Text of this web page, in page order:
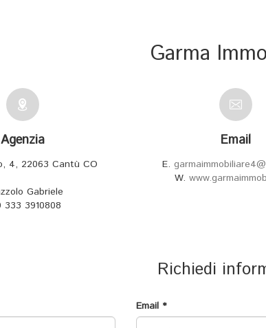
Garma
Agenzia
4, 22063 Cantù CO
Gabriele
333 3910808
Email
E.
W.
Richiedi
Email *